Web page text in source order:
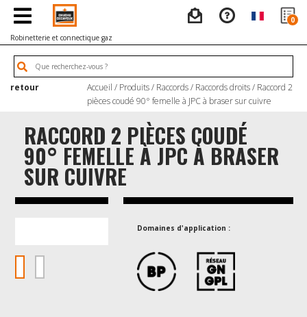
0
Robinetterie et connectique gaz
retour Accueil / Produits/ Raccords/ Raccords droits/ Raccord 2
pièces coudé 90° femelle à JPC à braser sur cuivre
RACCORD 2 PIÈCES COUDÉ
90° FEMELLE À JPC À BRASER
SUR CUIVRE
Domaines d'application :